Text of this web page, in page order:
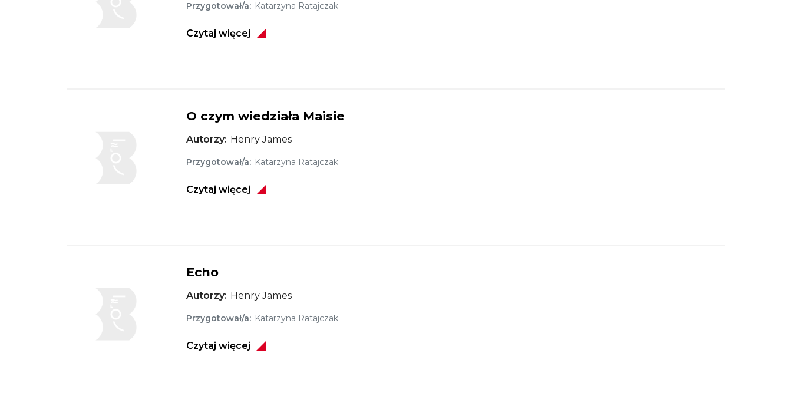
Przygotował/a Katarzyna Ratajczak
Czytaj więcej
O czym wiedziała Maisie
Autorzy Henry James
Przygotował/a Katarzyna Ratajczak
Czytaj więcej
Echo
Autorzy Henry James
Przygotował/a Katarzyna Ratajczak
Czytaj więcej